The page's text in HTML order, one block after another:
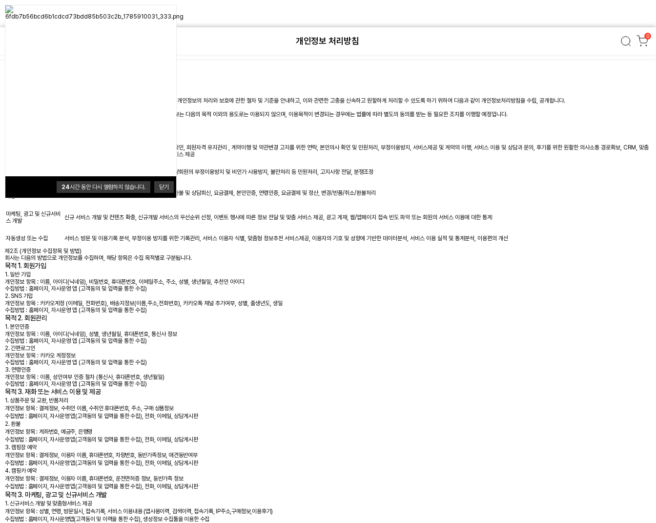
24시간 동안 다시 열람하지 않습니다. 닫기
개인정보 처리방침 0
주식회사 그래가 (이하 "회사")는 「개인정보보호법」제30조에 따라 이용자에게 개인정보의 처리와 보호에 관한 절차 및 기준을 안내하고, 이와 관련한 고충을 신속하고 원할하게 처리할 수 있도록 하기 위하여 다음과 같이 개인정보처리방침을 수립, 공개합니다.
"회사"는 다음의 목적을 위하여 개인정보를 처리합니다. 처리하고 있는 개인정보는 다음의 목적 이외의 용도로는 이용되지 않으며, 이용목적이 변경되는 경우에는 법률에 따라 별도의 동의를 받는 등 필요한 조치를 이행할 예정입니다.
회원가입의사 확인, 이용자 식별 및 본인확인, 연령확인, 회원자격 유지관리 , 계약이행 및 약관변경 고지를 위한 연락, 본인의사 확인 및 민원처리, 부정이용방지, 서비스제공 및 계약의 이행, 서비스 이용 및 상담과 문의, 후기를 위한 원활한 의사소통 경로확보, CRM, 맞춤
형 정보추천 서비스제공, 메시지 발송, 거점기반 서비스 제공
회원제 서비스 이용에 따른 본인확인, 개인식별, 불량회원의 부정이용방지 및 비인가 사용방지, 불만처리 등 민원처리, 고지사항 전달, 분쟁조정
제공
주문정보확인, 상품배송, 컨텐츠제공 및 계약이행, 환불 및 상담회신, 요금결제, 본인인증, 연령인증, 요금결제 및 정산, 변경/반품/취소/환불처리
마케팅, 광고 및 신규서비
스 개발
신규 서비스 개발 및 컨텐츠 확충, 신규개발 서비스의 우선순위 선정, 이벤트 행사에 따른 정보 전달 및 맞춤 서비스 제공, 광고 게재, 웹/앱페이지 접속 빈도 파악 또는 회원의 서비스 이용에 대한 통계
자동생성 또는 수집
서비스 방문 및 이용기록 분석, 부정이용 방지를 위한 기록관리, 서비스 이용자 식별, 맞춤형 정보추천 서비스제공, 이용자의 기호 및 성향에 기반한 데이터분석, 서비스 이용 실적 및 통계분석, 이용편의 개선
제2조 (개인정보 수집항목 및 방법)
회사는 다음의 방법으로 개인정보를 수집하며, 해당 항목은 수집 목적별로 구분됩니다.
목적 1. 회원가입
1. 일반 가입
개인정보 항목 : 이름, 아이디(닉네임), 비밀번호, 휴대폰번호, 이메일주소, 주소, 성별, 생년월일, 추천인 아이디
수집방법 : 홈페이지, 자사운영 앱 (고객동의 및 입력을 통한 수집)
2. SNS 가입
개인정보 항목 : 카카오계정 (이메일, 전화번호), 배송지정보(이름,주소,전화번호), 카카오톡 채널 추가여부, 성별, 출생년도, 생일
수집방법 : 홈페이지, 자사운영 앱 (고객동의 및 입력을 통한 수집)
목적 2. 회원관리
1. 본인인증
개인정보 항목 : 이름, 아이디(닉네임), 성별, 생년월일, 휴대폰번호, 통신사 정보
수집방법 : 홈페이지, 자사운영 앱 (고객동의 및 입력을 통한 수집)
2. 간편로그인
개인정보 항목 : 카카오 계정정보
수집방법 : 홈페이지, 자사운영 앱 (고객동의 및 입력을 통한 수집)
3. 연령인증
개인정보 항목 : 이름, 성인여부 인증 절차 (통신사, 휴대폰번호, 생년월일)
수집방법 : 홈페이지, 자사운영 앱 (고객동의 및 입력을 통한 수집)
목적 3. 재화 또는 서비스 이용 및 제공
1. 상품주문 및 교환, 반품처리
개인정보 항목 : 결제정보, 수취인 이름, 수취인 휴대폰번호, 주소, 구매 상품정보
수집방법 : 홈페이지, 자사운영 앱(고객동의 및 입력을 통한 수집), 전화, 이메일, 상담게시판
2. 환불
개인정보 항목 : 계좌번호, 예금주, 은행명
수집방법 : 홈페이지, 자사운영 앱(고객동의 및 입력을 통한 수집), 전화, 이메일, 상담게시판
3. 캠핑장 예약
개인정보 항목 : 결제정보, 이용자 이름, 휴대폰번호, 차량번호, 동반가족정보, 애견동반여부
수집방법 : 홈페이지, 자사운영 앱(고객동의 및 입력을 통한 수집), 전화, 이메일, 상담게시판
4. 캠핑카 예약
개인정보 항목 : 결제정보, 이용자 이름, 휴대폰번호, 운전면허증 정보, 동반가족 정보
수집방법 : 홈페이지, 자사운영 앱(고객동의 및 입력을 통한 수집), 전화, 이메일, 상담게시판
목적 3. 마케팅, 광고 및 신규서비스 개발
1. 신규서비스 개발 및 맞춤형서비스 제공
개인정보 항목 : 성별, 연령, 방문일시, 접속기록, 서비스 이용내용 (앱사용이력, 검색이력, 접속기록, IP주소,구매정보,이용후기)
수집방법 : 홈페이지, 자사운영앱(고객동이 및 이력을 통한 수집), 생성정보 수집툴을 이용한 수집